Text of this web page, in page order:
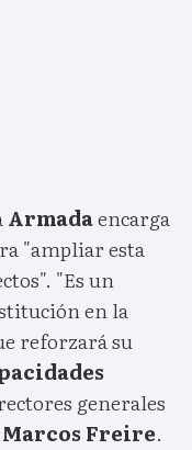
Armadaencarga
"ampliar esta
"Es un
en la
reforzará su
generales
Freire.